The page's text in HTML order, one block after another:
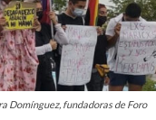
Domínguez, fundadoras de Foro